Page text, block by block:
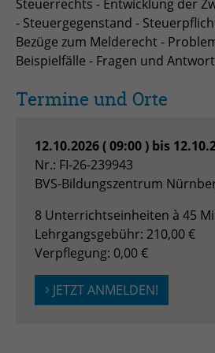
Steuerrechts - Entwicklung der
- Steuergegenstand -
Bezüge zum Melderecht -
Beispielfälle - Fragen und
Termine und Orte
12.10.2026 ( 09:00 ) bis
Nr.: FI-26-239943
BVS-Bildungszentrum
8 Unterrichtseinheiten à 45
Lehrgangsgebühr: 210,00 €
Verpflegung: 0,00 €
JETZT ANMELDEN!
zu speichern.
Name
Anbieter
Zweck
Dieser Wert
Einstellungen.
historische
vorgenommen
Webseiten-
hat.
Name _pk_id
Anbieter Matomo
Laufzeit 1 Jahr
wiederkehrender
Anbieter Matomo
Laufzeit 30 min
Zweck
Tracking
Cookie-Informationen
Einblendung von 3rd Party
Wir verwenden 3rd Party Content,
anzubieten, die wir nicht selbst
oder Videos. Weitere Details
Datenschutzhinweisen.